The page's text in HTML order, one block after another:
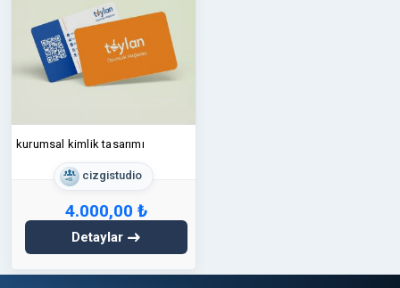
kurumsal kimlik tasarımı
cizgistudio
4.000,00 ₺
Detaylar